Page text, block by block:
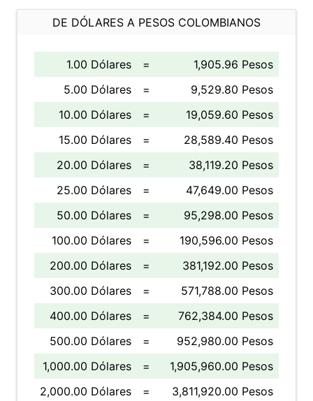
DE DÓLARES A PESOS COLOMBIANOS
1.00 Dólares =
1,905.96 Pesos
5.00 Dólares
=
9,529.80 Pesos
10.00 Dólares
=
19,059.60 Pesos
15.00 Dólares
=
28,589.40 Pesos
20.00 Dólares
=
38,119.20 Pesos
25.00 Dólares
=
47,649.00 Pesos
50.00 Dólares
=
95,298.00 Pesos
100.00 Dólares
=
190,596.00 Pesos
200.00 Dólares
=
381,192.00 Pesos
300.00 Dólares
=
571,788.00 Pesos
400.00 Dólares
=
762,384.00 Pesos
500.00 Dólares
=
952,980.00 Pesos
1,000.00 Dólares
=
1,905,960.00 Pesos
2,000.00 Dólares
=
3,811,920.00 Pesos